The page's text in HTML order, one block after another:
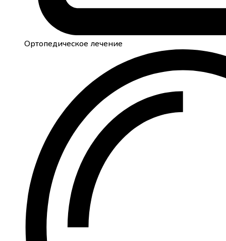
Ортопедическое лечение